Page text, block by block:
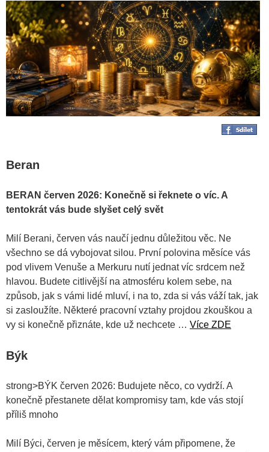
Beran
BERAN červen 2026: Konečně si řeknete o víc. A
tentokrát vás bude slyšet celý svět
Milí Berani, červen vás naučí jednu důležitou věc. Ne
všechno se dá vybojovat silou. První polovina měsíce vás
pod vlivem Venuše a Merkuru nutí jednat víc srdcem než
hlavou. Budete citlivější na atmosféru kolem sebe, na
způsob, jak s vámi lidé mluví, i na to, zda si vás váží tak, jak
si zasloužíte. Některé pracovní vztahy projdou zkouškou a
vy si konečně přiznáte, kde už nechcete … Více ZDE
Býk
strong>BÝK červen 2026: Budujete něco, co vydrží. A
konečně přestanete dělat kompromisy tam, kde vás stojí
příliš mnoho
Milí Býci, červen je měsícem, který vám připomene, že